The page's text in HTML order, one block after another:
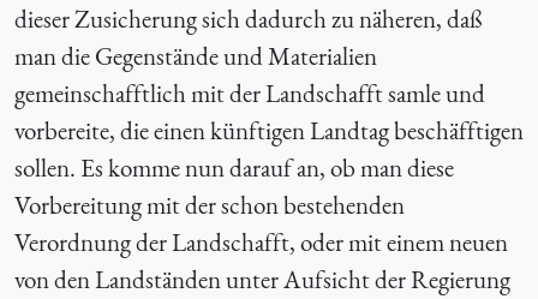
dieser Zusicherung sich dadurch zu näheren, daß
man die Gegenstände und Materialien
gemeinschafftlich mit der Landschafft samle und
vorbereite, die einen künftigen Landtag beschäfftigen
sollen. Es komme nun darauf an, ob man diese
Vorbereitung mit der schon bestehenden
Verordnung der Landschafft, oder mit einem neuen
von den Landständen unter Aufsicht der Regierung